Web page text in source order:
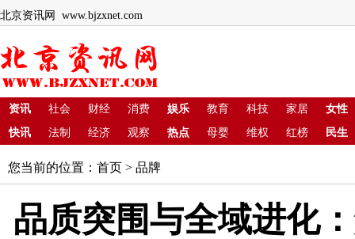
北京资讯网 www.bjzxnet.com
资讯 社会 财经 消费 娱乐 教育 科技 家居
女性
快讯
法制 经济 观察 热点 母婴 维权 红榜 民生
您当前的位置： 首页 > 品牌
品质突围与全域进化